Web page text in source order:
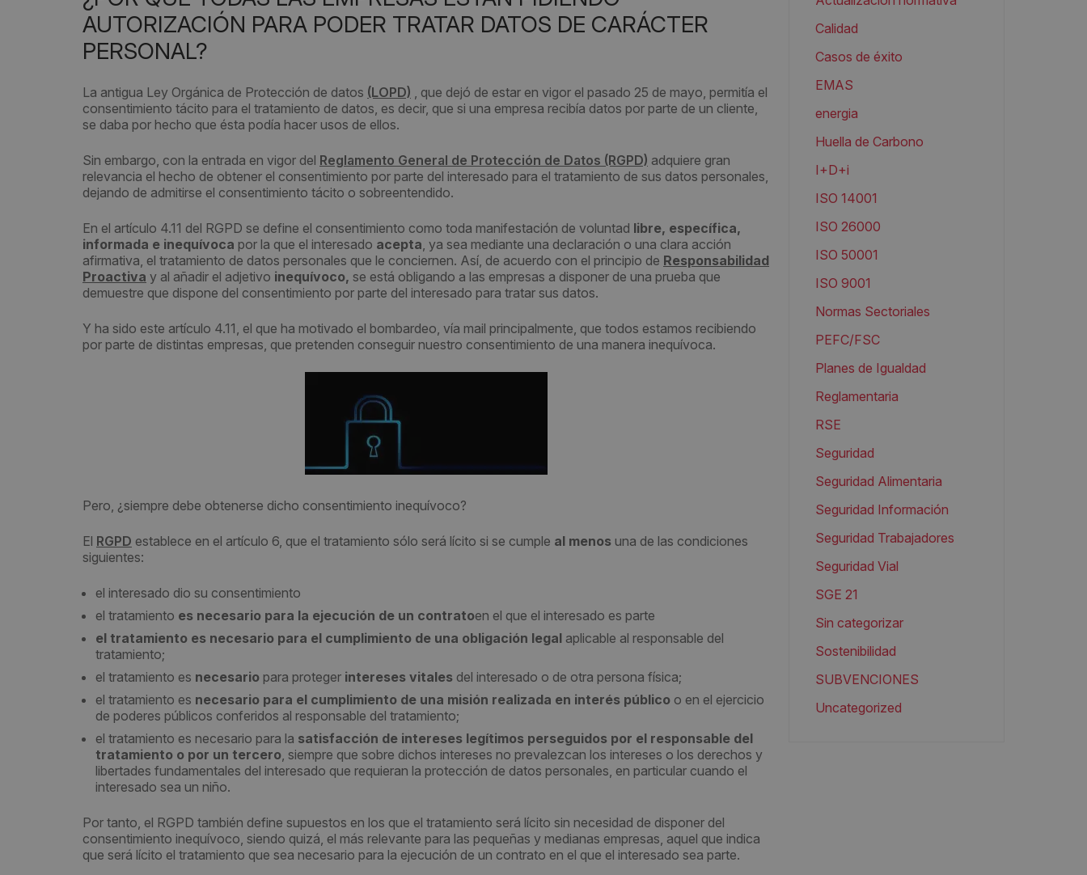
AUTORIZACIÓN PARA PODER TRATAR DATOS DE CARÁCTER
PERSONAL?
La antigua Ley Orgánica de Protección de datos (LOPD) , que dejó de estar en vigor el pasado 25 de mayo, permitía el
consentimiento tácito para el tratamiento de datos, es decir, que si una empresa recibía datos por parte de un cliente,
se daba por hecho que ésta podía hacer usos de ellos.
Sin embargo, con la entrada en vigor del Reglamento General de Protección de Datos (RGPD) adquiere gran
relevancia el hecho de obtener el consentimiento por parte del interesado para el tratamiento de sus datos personales,
dejando de admitirse el consentimiento tácito o sobreentendido.
En el artículo 4.11 del RGPD se define el consentimiento como toda manifestación de voluntad libre, específica,
informada e inequívoca por la que el interesado acepta, ya sea mediante una declaración o una clara acción
afirmativa, el tratamiento de datos personales que le conciernen. Así, de acuerdo con el principio de Responsabilidad
Proactiva y al añadir el adjetivo inequívoco, se está obligando a las empresas a disponer de una prueba que
demuestre que dispone del consentimiento por parte del interesado para tratar sus datos.
Y ha sido este artículo 4.11, el que ha motivado el bombardeo, vía mail principalmente, que todos estamos recibiendo
por parte de distintas empresas, que pretenden conseguir nuestro consentimiento de una manera inequívoca.
Pero, ¿siempre debe obtenerse dicho consentimiento inequívoco?
El RGPD establece en el artículo 6, que el tratamiento sólo será lícito si se cumple al menos una de las condiciones
siguientes:
el interesado dio su consentimiento
el tratamiento es necesario para la ejecución de un contratoen el que el interesado es parte
el tratamiento es necesario para el cumplimiento de una obligación legal aplicable al responsable del
tratamiento;
el tratamiento es necesario para proteger intereses vitales del interesado o de otra persona física;
el tratamiento es necesario para el cumplimiento de una misión realizada en interés público o en el ejercicio
de poderes públicos conferidos al responsable del tratamiento;
el tratamiento es necesario para la satisfacción de intereses legítimos perseguidos por el responsable del
tratamiento o por un tercero, siempre que sobre dichos intereses no prevalezcan los intereses o los derechos y
libertades fundamentales del interesado que requieran la protección de datos personales, en particular cuando el
interesado sea un niño.
Por tanto, el RGPD también define supuestos en los que el tratamiento será lícito sin necesidad de disponer del
consentimiento inequívoco, siendo quizá, el más relevante para las pequeñas y medianas empresas, aquel que indica
que será lícito el tratamiento que sea necesario para la ejecución de un contrato en el que el interesado sea parte.
Calidad
Casos de éxito
EMAS
energia
Huella de Carbono
I+D+i
ISO 14001
ISO 26000
ISO 50001
ISO 9001
Normas Sectoriales
PEFC/FSC
Planes de Igualdad
Reglamentaria
RSE
Seguridad
Seguridad Alimentaria
Seguridad Información
Seguridad Trabajadores
Seguridad Vial
SGE 21
Sin categorizar
Sostenibilidad
SUBVENCIONES
Uncategorized